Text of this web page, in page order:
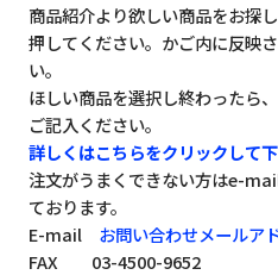
商品紹介より欲しい商品をお探
押してください。かご内に反映
い。
ほしい商品を選択し終わったら
ご記入ください。
詳しくはこちらをクリックして下
注文がうまくできない方はe-
ております。
E-mail お問い合わせメールア
FAX 03-4500-9652